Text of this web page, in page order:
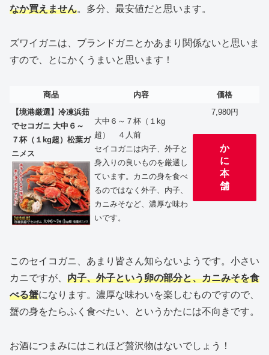
なか買えません。多分、最安値だと思います。
ズワイガニは、ブランドガニとかあまり関係ないと思いま
すので、とにかくうまいと思います！
商品 内容
価格
【境港厳選】冷凍浜茹
でセコガニ 大中６～
７杯（１kg超）松葉ガ
ニメス
大中６～７杯（１kg
超） ４人前
セイコガニは内子、外子と
身入りの良いものを厳選し
ています。カニの身を食べ
るのではなく外子、内子、
カニみそなど、濃厚な味わ
いです。
7,980円
か
に
本
舗
このセイコガニ、あまり皆さん知らないようです。小さい
カニですが、 内子、外子という卵の部分と、カニみそを食
べる蟹になります。濃厚な味わいを楽しむものですので、
蟹の身をたらふく食べたい、というかたには不向きです。
お酒につまみにはこれほど贅沢物はないでしょう！